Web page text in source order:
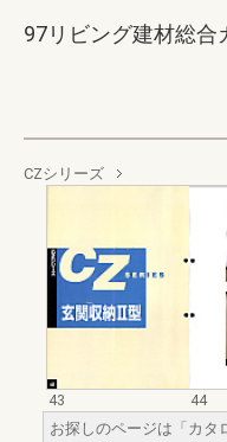
97リビング建材総合
CZシリーズ
43
44
お探しのページは「カタ